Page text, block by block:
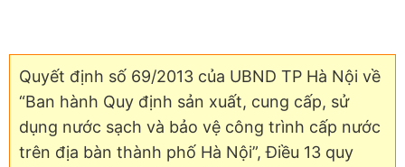
Quyết định số 69/2013 của UBND TP Hà Nội về
“Ban hành Quy định sản xuất, cung cấp, sử
dụng nước sạch và bảo vệ công trình cấp nước
trên địa bàn thành phố Hà Nội”, Điều 13 quy